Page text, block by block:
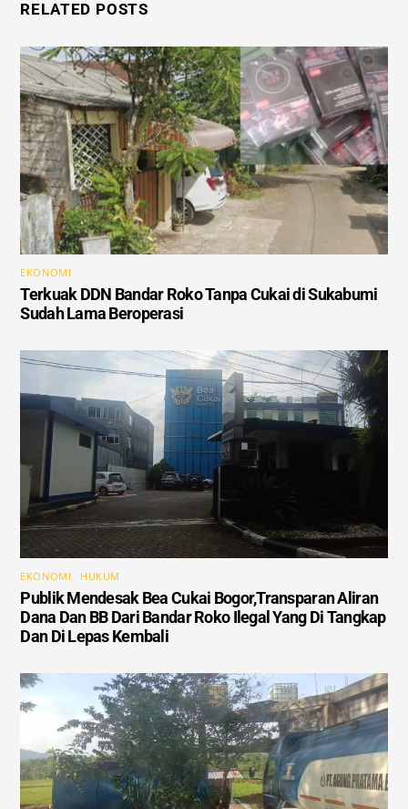
RELATED POSTS
EKONOMI
Terkuak DDN Bandar Roko Tanpa Cukai di Sukabumi
Sudah Lama Beroperasi
EKONOMI HUKUM
Publik Mendesak Bea Cukai Bogor,Transparan Aliran
Dana Dan BB Dari Bandar Roko Ilegal Yang Di Tangkap
Dan Di Lepas Kembali